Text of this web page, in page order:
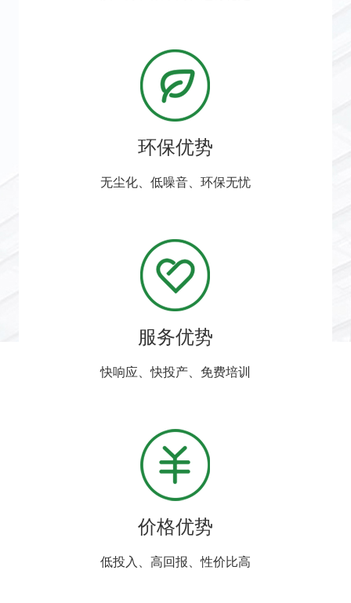
环保优势
无尘化、低噪音、环保无忧
服务优势
快响应、快投产、免费培训
价格优势
低投入、高回报、性价比高